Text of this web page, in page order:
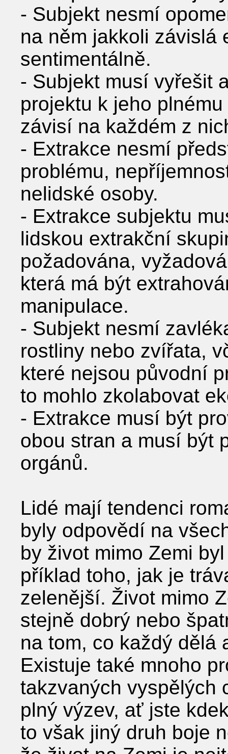
- Subjekt nesmí
na něm jakkoli závislá
sentimentálně.
- Subjekt musí vyřešit
projektu k jeho
závisí na každém z
- Extrakce nesmí
problému,
nelidské osoby.
- Extrakce subjektu
lidskou extrakční
požadována,
která má být
manipulace.
- Subjekt nesmí
rostliny nebo zvířata,
které nejsou původní
to mohlo zkolabovat
- Extrakce musí být
obou stran a musí být
orgánů.
Lidé mají tendenci
byly odpovědí na
by život mimo Zemi
příklad toho, jak je
zelenější. Život mimo
stejně dobrý nebo
na tom, co každý dělá
Existuje také mnoho
takzvaných vyspělých
plný výzev, ať jste
to však jiný druh boje